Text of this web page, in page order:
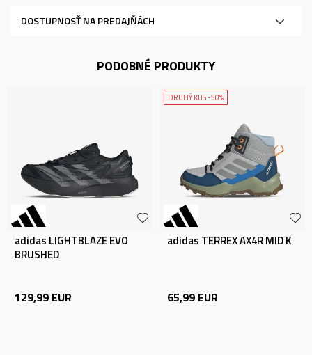
DOSTUPNOSŤ NA PREDAJŇÁCH
PODOBNÉ PRODUKTY
adidas LIGHTBLAZE EVO
BRUSHED
129,99 EUR
DRUHÝ KUS -50%
adidas TERREX AX4R MID K
65,99 EUR